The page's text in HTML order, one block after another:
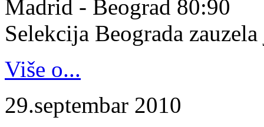
Madrid - Beograd 80:90
Selekcija Beograda
Više o...
29.septembar 2010